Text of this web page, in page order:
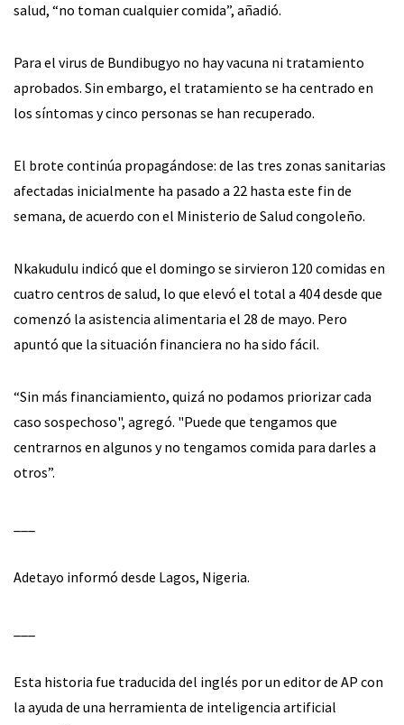
salud, “no toman cualquier comida”, añadió.
Para el virus de Bundibugyo no hay vacuna ni tratamiento
aprobados. Sin embargo, el tratamiento se ha centrado en
los síntomas y cinco personas se han recuperado.
El brote continúa propagándose: de las tres zonas sanitarias
afectadas inicialmente ha pasado a 22 hasta este fin de
semana, de acuerdo con el Ministerio de Salud congoleño.
Nkakudulu indicó que el domingo se sirvieron 120 comidas en
cuatro centros de salud, lo que elevó el total a 404 desde que
comenzó la asistencia alimentaria el 28 de mayo. Pero
apuntó que la situación financiera no ha sido fácil.
“Sin más financiamiento, quizá no podamos priorizar cada
caso sospechoso", agregó. "Puede que tengamos que
centrarnos en algunos y no tengamos comida para darles a
otros”.
Adetayo informó desde Lagos, Nigeria.
Esta historia fue traducida del inglés por un editor de AP con
la ayuda de una herramienta de inteligencia artificial